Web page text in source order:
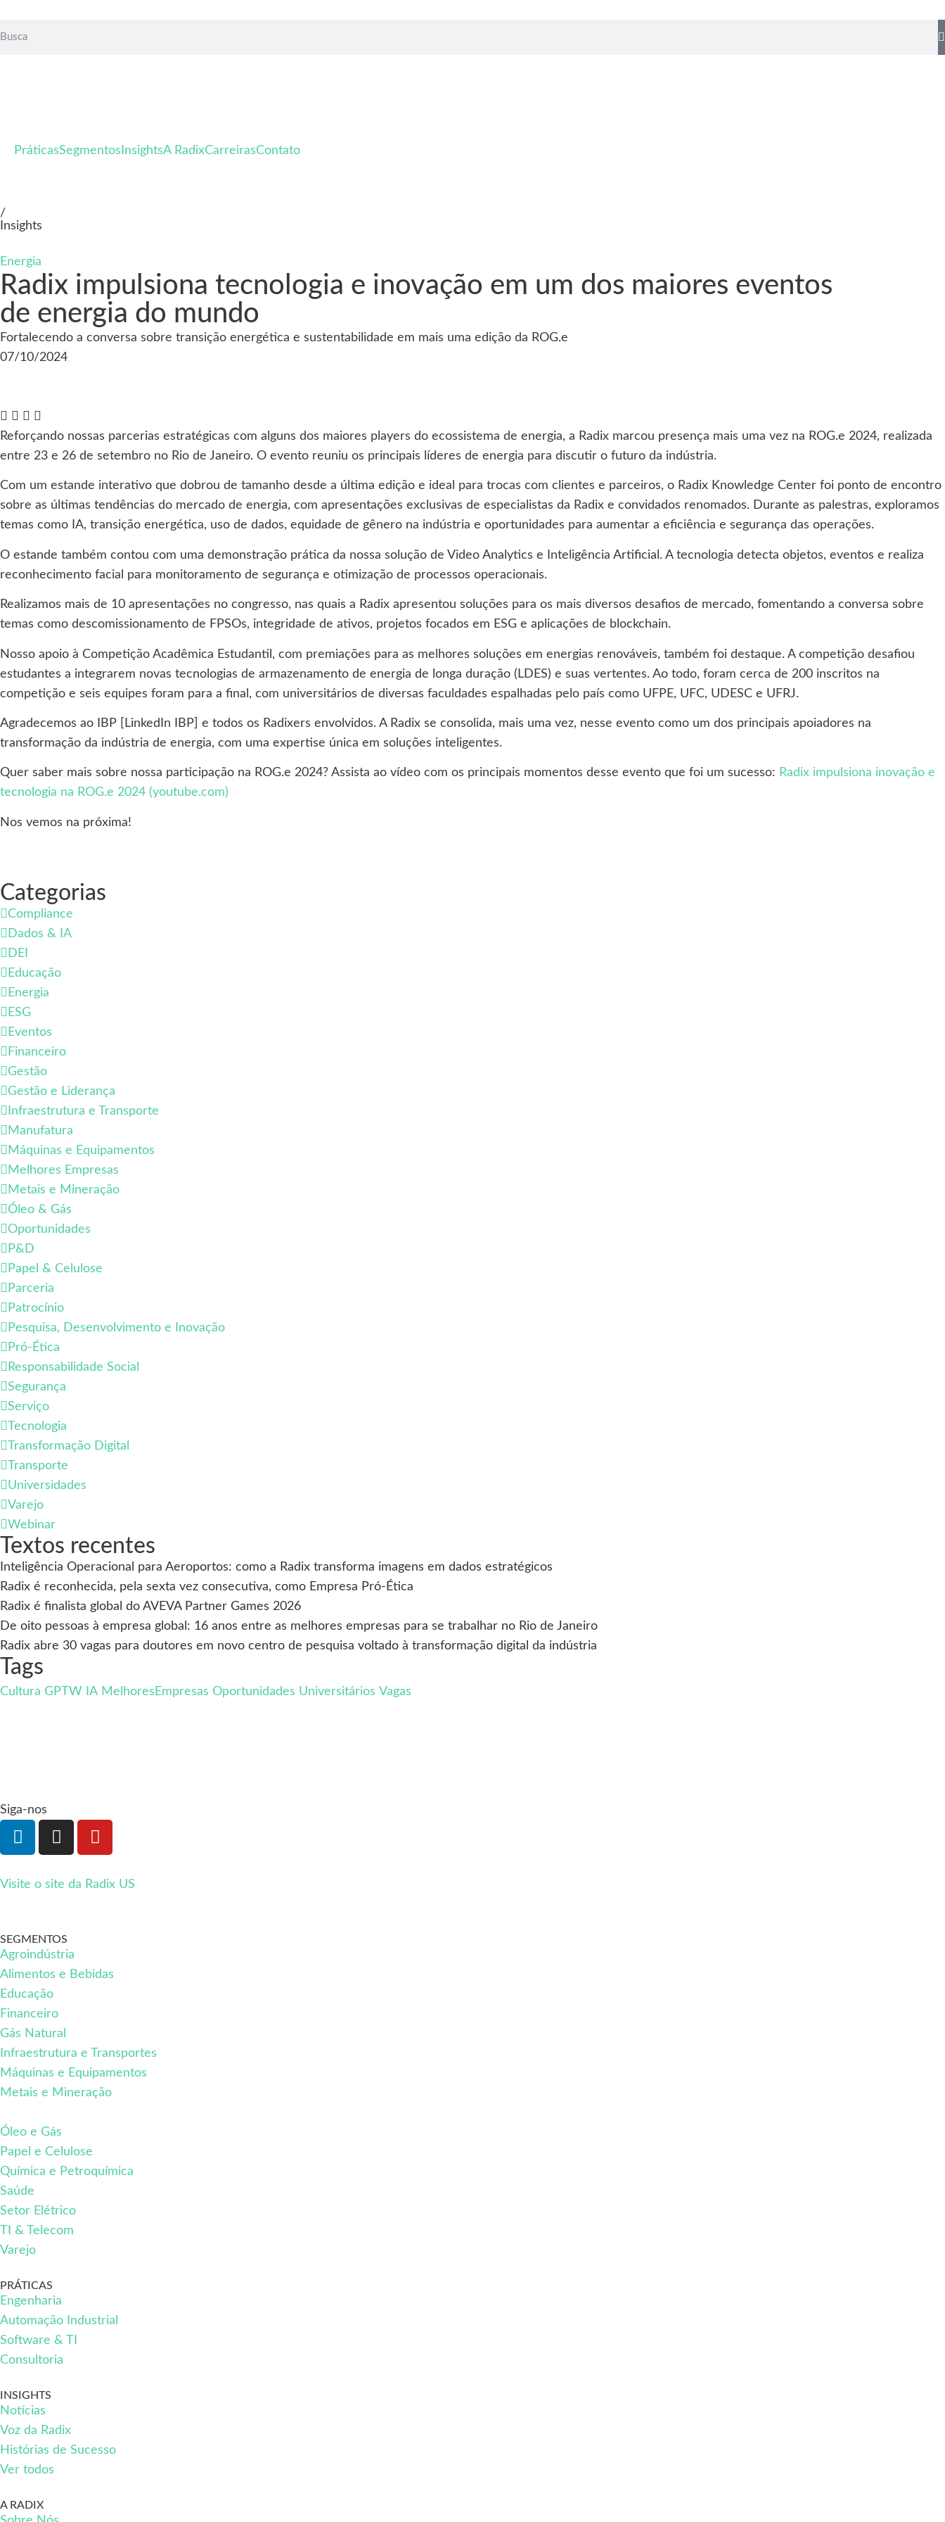
PráticasSegmentos InsightsA RadixCarreirasContato
/
Insights
Energia
Radix impulsiona tecnologia e inovação em um dos maiores eventos
de energia do mundo
Fortalecendo a conversa sobre transição energética e sustentabilidade em mais uma edição da ROG.e
07/10/2024
Reforçando nossas parcerias estratégicas com alguns dos maiores players do ecossistema de energia, a Radix marcou presença mais uma vez na ROG.e 2024, realizada
entre 23 e 26 de setembro no Rio de Janeiro. O evento reuniu os principais líderes de energia para discutir o futuro da indústria.
Com um estande interativo que dobrou de tamanho desde a última edição e ideal para trocas com clientes e parceiros, o Radix Knowledge Center foi ponto de encontro
sobre as últimas tendências do mercado de energia, com apresentações exclusivas de especialistas da Radix e convidados renomados. Durante as palestras, exploramos
temas como IA, transição energética, uso de dados, equidade de gênero na indústria e oportunidades para aumentar a eficiência e segurança das operações.
O estande também contou com uma demonstração prática da nossa solução de Video Analytics e Inteligência Artificial. A tecnologia detecta objetos, eventos e realiza
reconhecimento facial para monitoramento de segurança e otimização de processos operacionais.
Realizamos mais de 10 apresentações no congresso, nas quais a Radix apresentou soluções para os mais diversos desafios de mercado, fomentando a conversa sobre
temas como descomissionamento de FPSOs, integridade de ativos, projetos focados em ESG e aplicações de blockchain.
Nosso apoio à Competição Acadêmica Estudantil, com premiações para as melhores soluções em energias renováveis, também foi destaque. A competição desafiou
estudantes a integrarem novas tecnologias de armazenamento de energia de longa duração (LDES) e suas vertentes. Ao todo, foram cerca de 200 inscritos na
competição e seis equipes foram para a final, com universitários de diversas faculdades espalhadas pelo país como UFPE, UFC, UDESC e UFRJ.
Agradecemos ao IBP [LinkedIn IBP] e todos os Radixers envolvidos. A Radix se consolida, mais uma vez, nesse evento como um dos principais apoiadores na
transformação da indústria de energia, com uma expertise única em soluções inteligentes.
Quer saber mais sobre nossa participação na ROG.e 2024? Assista ao vídeo com os principais momentos desse evento que foi um sucesso: Radix impulsiona inovação e
tecnologia na ROG.e 2024 (youtube.com)
Nos vemos na próxima!
Categorias
Compliance
Dados & IA
DEI
Educação
Energia
ESG
Eventos
Financeiro
Gestão
Gestão e Liderança
Infraestrutura e Transporte
Manufatura
Máquinas e Equipamentos
Melhores Empresas
Metais e Mineração
Óleo & Gás
Oportunidades
P&D
Papel & Celulose
Parceria
Patrocínio
Pesquisa, Desenvolvimento e Inovação
Pró-Ética
Responsabilidade Social
Segurança
Serviço
Tecnologia
Transformação Digital
Transporte
Universidades
Varejo
Webinar
Textos recentes
Inteligência Operacional para Aeroportos: como a Radix transforma imagens em dados estratégicos
Radix é reconhecida, pela sexta vez consecutiva, como Empresa Pró-Ética
Radix é finalista global do AVEVA Partner Games 2026
De oito pessoas à empresa global: 16 anos entre as melhores empresas para se trabalhar no Rio de Janeiro
Radix abre 30 vagas para doutores em novo centro de pesquisa voltado à transformação digital da indústria
Tags
Cultura GPTW IA MelhoresEmpresas Oportunidades Universitários Vagas
Siga-nos
Visite o site da Radix US
SEGMENTOS
Agroindústria
Alimentos e Bebidas
Educação
Financeiro
Gás Natural
Infraestrutura e Transportes
Máquinas e Equipamentos
Metais e Mineração
Óleo e Gás
Papel e Celulose
Química e Petroquímica
Saúde
Setor Elétrico
TI & Telecom
Varejo
PRÁTICAS
Engenharia
Automação Industrial
Software & TI
Consultoria
INSIGHTS
Notícias
Voz da Radix
Histórias de Sucesso
Ver todos
A RADIX